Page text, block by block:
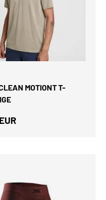
MOTIONT T-